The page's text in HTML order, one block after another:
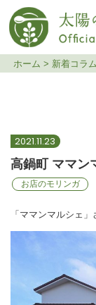
メインナ
高鍋町
と モリ
ホーム > 新着コラム
2021.11.23
高鍋町 ママン
お店のモリンガ
「ママンマルシェ